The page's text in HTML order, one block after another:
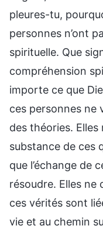
pleures-tu,
personnes n’ont
spirituelle. Que
compréhension
importe ce que
ces personnes ne
des théories.
substance de ces
que l’échange de
résoudre. Elles
ces vérités sont
vie et au chemin